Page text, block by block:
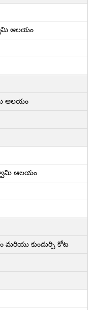
ఆలయం
ఆలయం
ఆలయం
మరియు కుందుర్పి కోట